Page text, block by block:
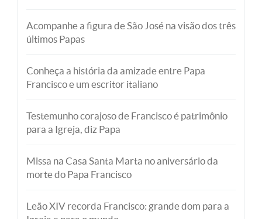
Acompanhe a figura de São José na visão dos três
últimos Papas
Conheça a história da amizade entre Papa
Francisco e um escritor italiano
Testemunho corajoso de Francisco é patrimônio
para a Igreja, diz Papa
Missa na Casa Santa Marta no aniversário da
morte do Papa Francisco
Leão XIV recorda Francisco: grande dom para a